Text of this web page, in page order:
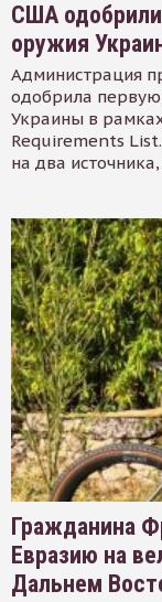
США одобрили
оружия
Администрация
одобрила
Украины в
Requirements
на два
Гражданина
Евразию на
Дальнем